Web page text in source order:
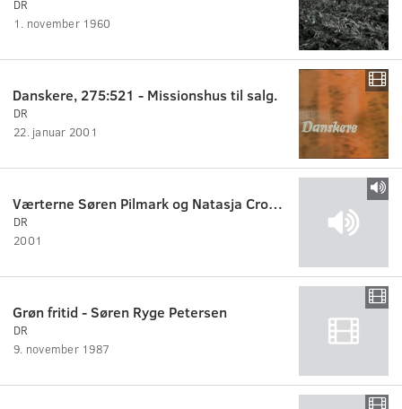
DR
1. november 1960
Danskere, 275:521 - Missionshus til salg.
DR
22. januar 2001
Værterne Søren Pilmark og Natasja Crone byder velkommen i Parken, 2001
DR
2001
Grøn fritid - Søren Ryge Petersen
DR
9. november 1987